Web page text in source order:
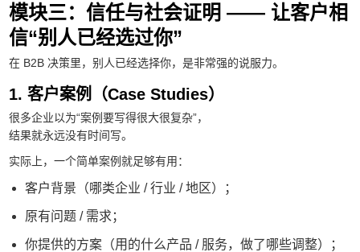
模块三：信任与社会证明 —— 让客户相
信“别人已经选过你”
在 B2B 决策里，别人已经选择你，是非常强的说服力。
1. 客户案例（Case Studies）
很多企业以为“案例要写得很大很复杂”，
结果就永远没有时间写。
实际上，一个简单案例就足够有用：
客户背景（哪类企业 / 行业 / 地区）；
原有问题 / 需求；
你提供的方案（用的什么产品 / 服务，做了哪些调整）；